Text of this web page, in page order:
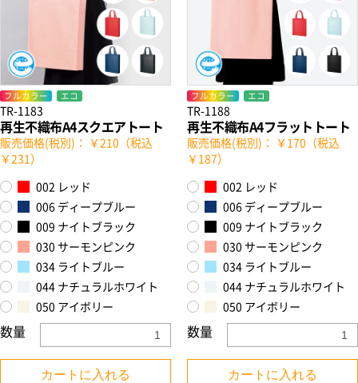
フルカラー エコ
TR-1183
再生不織布A4スクエアトート
販売価格(税別)： ￥210（税込
￥231）
002 レッド
006 ディープブルー
009 ナイトブラック
030 サーモンピンク
034 ライトブルー
044 ナチュラルホワイト
050 アイボリー
数量
カートに入れる
フルカラー エコ
TR-1188
再生不織布A4フラットトート
販売価格(税別)： ￥170（税込
￥187）
002 レッド
006 ディープブルー
009 ナイトブラック
030 サーモンピンク
034 ライトブルー
044 ナチュラルホワイト
050 アイボリー
数量
カートに入れる